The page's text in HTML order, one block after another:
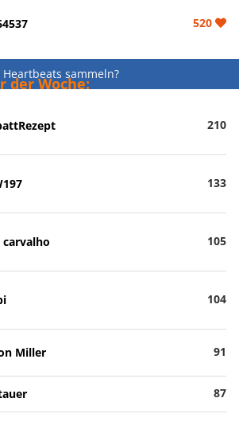
520
Heartbeats sammeln?
der Woche:
210
133
carvalho 105
104
Miller 91
87